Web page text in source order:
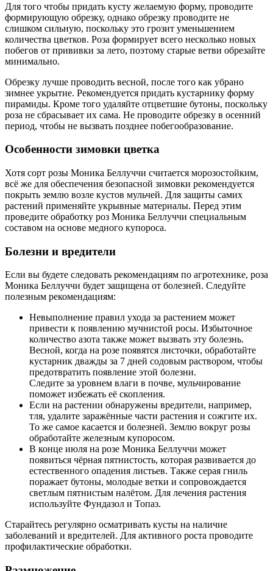
Для того чтобы придать кусту желаемую форму, проводите
формирующую обрезку, однако обрезку проводите не
слишком сильную, поскольку это грозит уменьшением
количества цветков. Роза формирует всего несколько новых
побегов от прививки за лето, поэтому старые ветви обрезайте
минимально.
Обрезку лучше проводить весной, после того как убрано
зимнее укрытие. Рекомендуется придать кустарнику форму
пирамиды. Кроме того удаляйте отцветшие бутоны, поскольку
роза не сбрасывает их сама. Не проводите обрезку в осенний
период, чтобы не вызвать позднее побегообразование.
Особенности зимовки цветка
Хотя сорт розы Моника Беллуччи считается морозостойким,
всё же для обеспечения безопасной зимовки рекомендуется
покрыть землю возле кустов мульчей. Для защиты самих
растений применяйте укрывные материалы. Перед этим
проведите обработку роз Моника Беллуччи специальным
составом на основе медного купороса.
Болезни и вредители
Если вы будете следовать рекомендациям по агротехнике, роза
Моника Беллуччи будет защищена от болезней. Следуйте
полезным рекомендациям:
Невыполнение правил ухода за растением может
привести к появлению мучнистой росы. Избыточное
количество азота также может вызвать эту болезнь.
Весной, когда на розе появятся листочки, обработайте
кустарник дважды за 7 дней содовым раствором, чтобы
предотвратить появление этой болезни.
Следите за уровнем влаги в почве, мульчирование
поможет избежать её скопления.
Если на растении обнаружены вредители, например,
тля, удалите заражённые части растения и сожгите их.
То же самое касается и болезней. Землю вокруг розы
обработайте железным купоросом.
В конце июля на розе Моника Беллуччи может
появиться чёрная пятнистость, которая развивается до
естественного опадения листьев. Также серая гниль
поражает бутоны, молодые ветки и сопровождается
светлым пятнистым налётом. Для лечения растения
используйте Фундазол и Топаз.
Старайтесь регулярно осматривать кусты на наличие
заболеваний и вредителей. Для активного роста проводите
профилактические обработки.